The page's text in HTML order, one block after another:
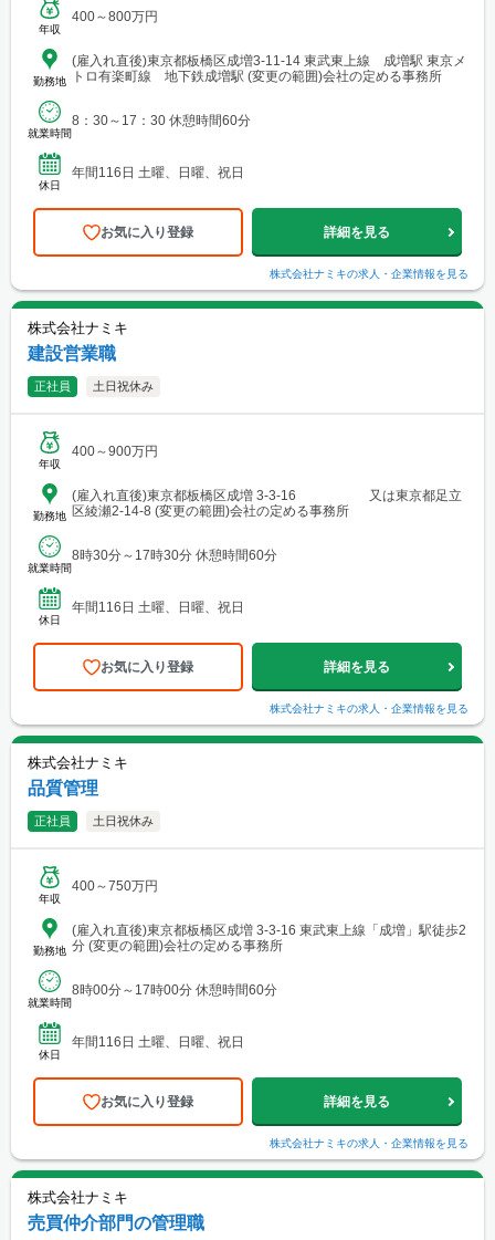
年収
400～800万円
勤務地
(雇入れ直後)東京都板橋区成増3-11-14 東武東上線 成増駅 東京メ
トロ有楽町線 地下鉄成増駅 (変更の範囲)会社の定める事務所
就業時間
8：30～17：30 休憩時間60分
休日
年間116日 土曜、日曜、祝日
お気に入り登録 詳細を見る
株式会社ナミキの求人・企業情報を見る
株式会社ナミキ
建設営業職
正社員 土日祝休み
年収
400～900万円
勤務地
(雇入れ直後)東京都板橋区成増 3-3-16 又は東京都足立
区綾瀬2-14-8 (変更の範囲)会社の定める事務所
就業時間
8時30分～17時30分 休憩時間60分
休日
年間116日 土曜、日曜、祝日
お気に入り登録 詳細を見る
株式会社ナミキの求人・企業情報を見る
株式会社ナミキ
品質管理
正社員 土日祝休み
年収
400～750万円
勤務地
(雇入れ直後)東京都板橋区成増 3-3-16 東武東上線「成増」駅徒歩2
分 (変更の範囲)会社の定める事務所
就業時間
8時00分～17時00分 休憩時間60分
休日
年間116日 土曜、日曜、祝日
お気に入り登録 詳細を見る
株式会社ナミキの求人・企業情報を見る
株式会社ナミキ
売買仲介部門の管理職